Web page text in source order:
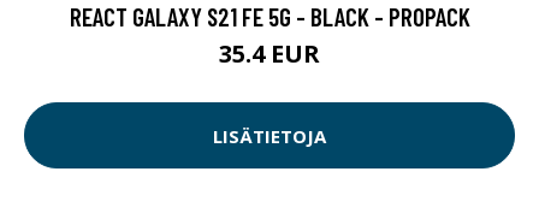
REACT GALAXY S21 FE 5G - BLACK - PROPACK
35.4 EUR
LISÄTIETOJA